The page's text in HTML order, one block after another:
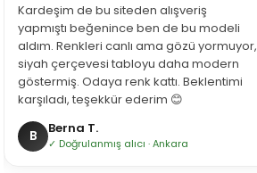
Kardeşim de bu siteden alışveriş
yapmıştı beğenince ben de bu modeli
aldım. Renkleri canlı ama gözü yormuyor,
siyah çerçevesi tabloyu daha modern
göstermiş. Odaya renk kattı. Beklentimi
karşıladı, teşekkür ederim 😊
B Berna T.
✓ Doğrulanmış alıcı · Ankara